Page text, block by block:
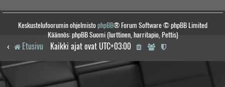
Keskustelufoorumin ohjelmistophpBB® Forum Software © phpBB Limited
Käännös: phpBB Suomi (lurttinen, harritapio, Pettis)
Etusivu Kaikki ajat ovat UTC+03:00